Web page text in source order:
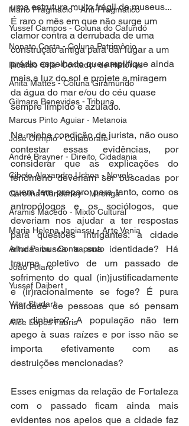
Mário Pragmácio - Anti-Pragmático
Yussef Campos - Coluna do Cafundó
Nonato Costa - Coluna Patrimônio
Ricardo Oriá -Contador de Histórias
Anita Mattes - Coluna Giramundo
Gilmara Benevides - Tribuna
Marcus Pinto Aguiar - Metanoia
José Olímpio - Collaborate
André Brayner - Direito, Cidadania
Cibele Alexandre Uchoa - Novelo
Carolina Wanderley - Mironga
Aramis Macêdo - Mixto Cultural
Maria Helena Japiassu - Arte Venia
Artur Paiva - Contraponto
João Polaro
Yussef Daibert
Vitor Studart
Alice Lopes Fabris
uma estrutura muito frágil de museus...
É raro o mês em que não surge um
clamor contra a derrubada de uma
construção antiga para dar lugar a um
prédio espelhado que amplifique ainda
mais a luz do sol e projete a miragem
da água do mar e/ou do céu quase
sempre límpido e azulado.
Na minha condição de jurista, não ouso
contestar essas evidências, por
considerar que as explicações do
fenômeno deveriam ser buscadas por
quem tem preparo para tanto, como os
antropólogos e os sociólogos, que
deveriam nos ajudar a ter respostas
para questões intrigantes: a cidade
ainda busca a sua identidade? Há
trauma coletivo de um passado de
sofrimento do qual (in)justificadamente
e (ir)racionalmente se foge? É pura
maldade de pessoas que só pensam
em dinheiro? A população não tem
apego à suas raízes e por isso não se
importa efetivamente com as
destruições mencionadas?
Esses enigmas da relação de Fortaleza
com o passado ficam ainda mais
evidentes nos apelos que a cidade faz